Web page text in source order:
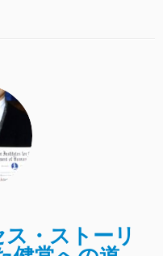
・ストーリ